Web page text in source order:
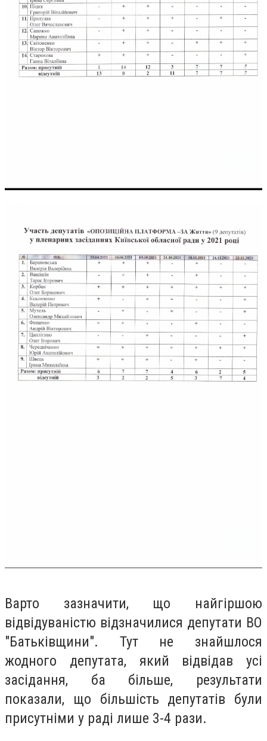
Варто зазначити, що найгіршою
відвідуваністю відзначилися депутати ВО
"Батьківщини". Тут не знайшлося
жодного депутата, який відвідав усі
засідання, ба більше, результати
показали, що більшість депутатів були
присутніми у раді лише 3-4 рази.